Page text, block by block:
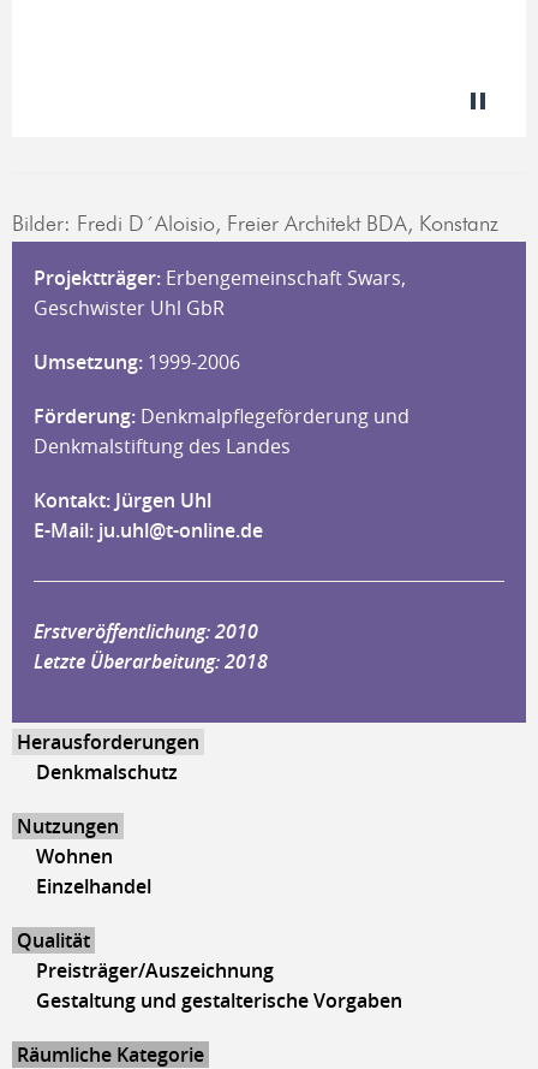
Bilder: Fredi D´Aloisio, Freier Architekt BDA, Konstanz
Projektträger: Erbengemeinschaft Swars,
Geschwister Uhl GbR
Umsetzung: 1999-2006
Förderung: Denkmalpflegeförderung und
Denkmalstiftung des Landes
Kontakt: Jürgen Uhl
E-Mail: ju.uhl@t-online.de
Erstveröffentlichung: 2010
Letzte Überarbeitung: 2018
Herausforderungen
Denkmalschutz
Nutzungen
Wohnen
Einzelhandel
Qualität
Preisträger/Auszeichnung
Gestaltung und gestalterische Vorgaben
Räumliche Kategorie